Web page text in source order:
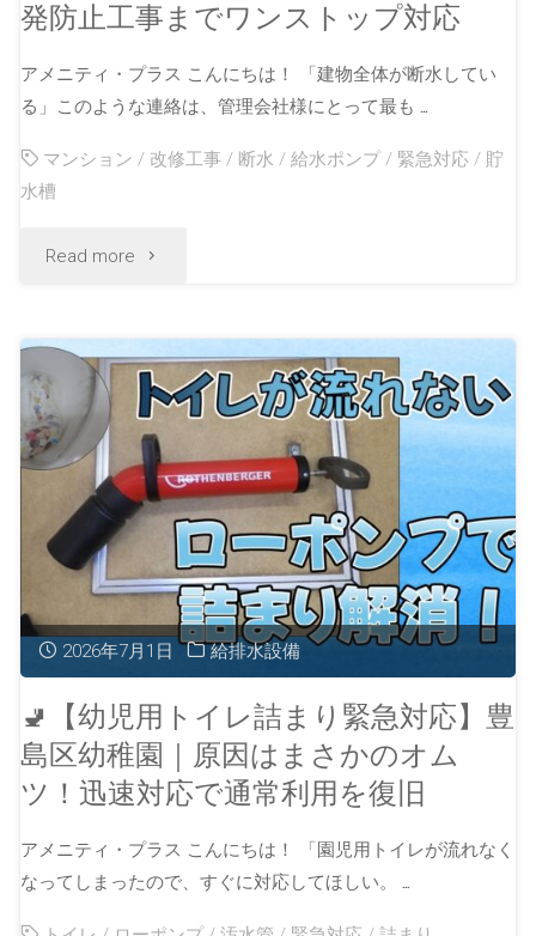
発防止工事までワンストップ対応
アメニティ・プラス こんにちは！ 「建物全体が断水してい
る」このような連絡は、管理会社様にとって最も …
マンション / 改修工事 / 断水 /給水ポンプ / 緊急対応 / 貯
水槽
Read more
2026年7月1日 給排水設備
🚽【幼児用トイレ詰まり緊急対応】豊
島区幼稚園｜原因はまさかのオム
ツ！迅速対応で通常利用を復旧
アメニティ・プラス こんにちは！ 「園児用トイレが流れなく
なってしまったので、すぐに対応してほしい。 …